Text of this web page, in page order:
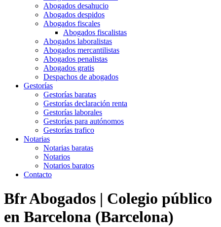
Abogados desahucio
Abogados despidos
Abogados fiscales
Abogados fiscalistas
Abogados laboralistas
Abogados mercantilistas
Abogados penalistas
Abogados gratis
Despachos de abogados
Gestorías
Gestorías baratas
Gestorías declaración renta
Gestorías laborales
Gestorías para autónomos
Gestorías trafico
Notarias
Notarias baratas
Notarios
Notarios baratos
Contacto
Bfr Abogados | Colegio público
en Barcelona (Barcelona)